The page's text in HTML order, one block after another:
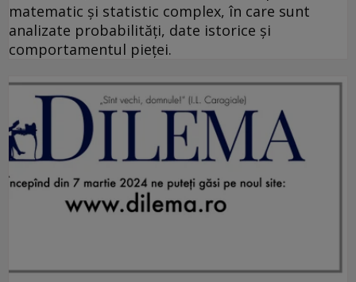
matematic și statistic complex, în care sunt
analizate probabilități, date istorice și
comportamentul pieței.